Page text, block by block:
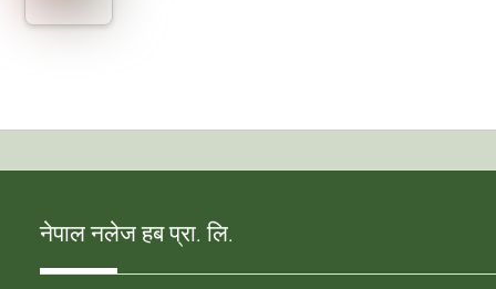
नेपाल नलेज हब प्रा. लि.